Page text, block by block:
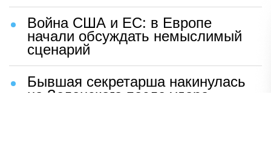
Война США и ЕС: в Европе
начали обсуждать немыслимый
сценарий
Бывшая секретарша накинулась
на Зеленского после удара